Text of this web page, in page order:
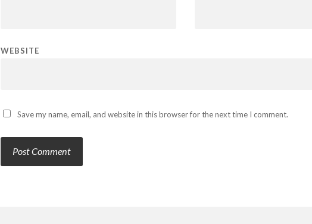
WEBSITE
Save my name, email, and website in this browser for the next time I comment.